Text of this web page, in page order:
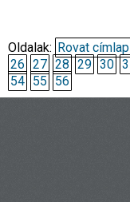
Oldalak: Rovat címlap
26 27 28 29 30
54 55 56